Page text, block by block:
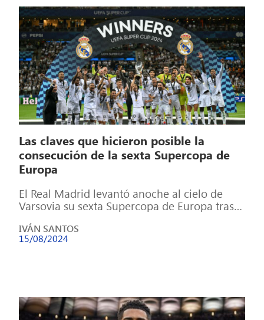
Las claves que hicieron posible la
consecución de la sexta Supercopa de
Europa
El Real Madrid levantó anoche al cielo de
Varsovia su sexta Supercopa de Europa tras
IVÁN SANTOS
15/08/2024